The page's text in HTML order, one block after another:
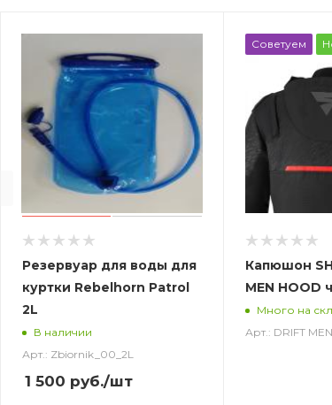
Резервуар для воды для
куртки Rebelhorn Patrol
2L
В наличии
Арт.: Zbiornik_00_2L
1 500 руб./шт
Советуем
Капюшон
MEN HOOD
Много на
Арт.: DRIFT